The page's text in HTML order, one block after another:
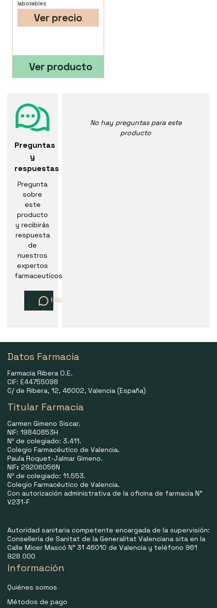
laborables
Ver precio
Ver producto
Preguntas
y
respuestas
Pregunta
sobre
este
producto
y recibirás
respuesta
de
nuestros
expertos
farmaceuticos
Haz una pregunta
No hay preguntas para este
producto
Datos Farmacia
Farmacia Ribera O.E.
CIF: E44755098
C/ de Ribera, 12, 46002, Valencia (España)
Titular Farmacia
Carmen Gimeno Siscar.
NIF: 19840853H
Nº de colegiado: 3.411.
Colegio Farmacéutico de Valencia.
Paula Roquet-Jalmar Gimeno.
NIF: 29206056N
Nº de colegiado: 11.553.
Colegio Farmacéutico de Valencia.
Con autorización administrativa de la oficina de farmacia N°
V231-F
Autoridad sanitaria competente encargada de la supervisión:
Consellería de Sanitat de la Generalitat Valenciana sita en la
Calle Micer Mascó N° 31 46010 de Valencia y teléfono 961
928 000
Información
Quiénes somos
Métodos de pago